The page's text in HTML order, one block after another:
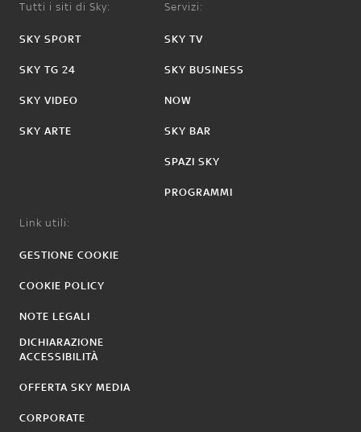
Tutti i siti di Sky:
SKY SPORT
SKY TG 24
SKY VIDEO
SKY ARTE
Servizi:
SKY TV
SKY BUSINESS
NOW
SKY BAR
SPAZI SKY
PROGRAMMI
Link utili:
GESTIONE COOKIE
COOKIE POLICY
NOTE LEGALI
DICHIARAZIONE
ACCESSIBILITÀ
OFFERTA SKY MEDIA
CORPORATE